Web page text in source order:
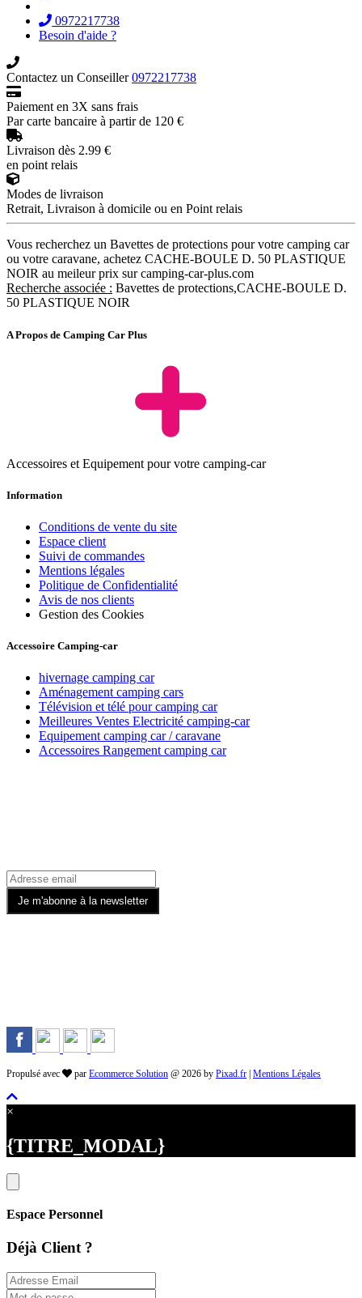
0972217738
Besoin d'aide ?
Contactez un Conseiller0972217738
Paiement en 3X sans frais
Par carte bancaire à partir de 120 €
Livraison dès 2.99 €
en point relais
Modes de livraison
Retrait, Livraison à domicile ou en Point relais
Vous recherchez un Bavettes de protections pour votre camping car
ou votre caravane, achetez CACHE-BOULE D. 50 PLASTIQUE
NOIR au meileur prix sur camping-car-plus.com
Recherche associée : Bavettes de protections,CACHE-BOULE D.
50 PLASTIQUE NOIR
A Propos de Camping Car Plus
Accessoires et Equipement pour votre camping-car
Information
Conditions de vente du site
Espace client
Suivi de commandes
Mentions légales
Politique de Confidentialité
Avis de nos clients
Gestion des Cookies
Accessoire Camping-car
hivernage camping car
Aménagement camping cars
Télévision et télé pour camping car
Meilleures Ventes Electricité camping-car
Equipement camping car / caravane
Accessoires Rangement camping car
Propulsé avec par Ecommerce Solution @ 2026 by Pixad.fr Mentions Légales
×
{TITRE_MODAL}
Espace Personnel
Déjà Client ?